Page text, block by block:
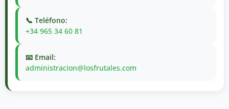
📞 Teléfono:
+34 965 34 60 81
📧 Email:
administracion@losfrutales.com